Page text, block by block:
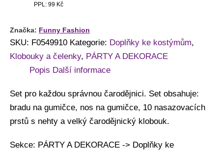
PPL: 99 Kč
Značka: Funny Fashion
SKU: F0549910 Kategorie: Doplňky ke kostýmům,
Klobouky a čelenky, PÁRTY A DEKORACE
Popis Další informace
Set pro každou správnou čarodějnici. Set obsahuje:
bradu na gumičce, nos na gumičce, 10 nasazovacích
prstů s nehty a velký čarodějnický klobouk.
Sekce: PÁRTY A DEKORACE -> Doplňky ke